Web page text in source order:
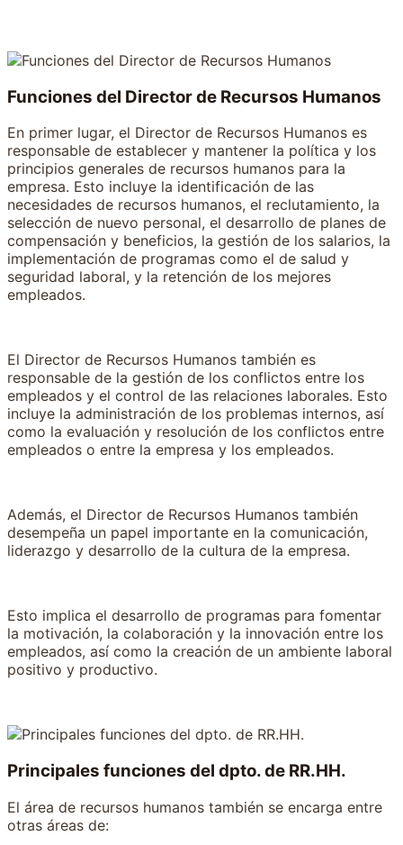
Funciones del Director de Recursos Humanos
En primer lugar, el Director de Recursos Humanos es
responsable de establecer y mantener la política y los
principios generales de recursos humanos para la
empresa. Esto incluye la identificación de las
necesidades de recursos humanos, el reclutamiento, la
selección de nuevo personal, el desarrollo de planes de
compensación y beneficios, la gestión de los salarios, la
implementación de programas como el de salud y
seguridad laboral, y la retención de los mejores
empleados.
El Director de Recursos Humanos también es
responsable de la gestión de los conflictos entre los
empleados y el control de las relaciones laborales. Esto
incluye la administración de los problemas internos, así
como la evaluación y resolución de los conflictos entre
empleados o entre la empresa y los empleados.
Además, el Director de Recursos Humanos también
desempeña un papel importante en la comunicación,
liderazgo y desarrollo de la cultura de la empresa.
Esto implica el desarrollo de programas para fomentar
la motivación, la colaboración y la innovación entre los
empleados, así como la creación de un ambiente laboral
positivo y productivo.
Principales funciones del dpto. de RR.HH.
El área de recursos humanos también se encarga entre
otras áreas de: